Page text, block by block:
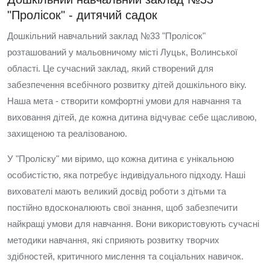
"Пролісок" - дитячий садок
Дошкільний навчальний заклад №33 "Пролісок"
розташований у мальовничому місті Луцьк, Волинської
області. Це сучасний заклад, який створений для
забезпечення всебічного розвитку дітей дошкільного віку.
Наша мета - створити комфортні умови для навчання та
виховання дітей, де кожна дитина відчуває себе щасливою,
захищеною та реалізованою.
У "Проліску" ми віримо, що кожна дитина є унікальною
особистістю, яка потребує індивідуального підходу. Наші
вихователі мають великий досвід роботи з дітьми та
постійно вдосконалюють свої знання, щоб забезпечити
найкращі умови для навчання. Вони використовують сучасні
методики навчання, які сприяють розвитку творчих
здібностей, критичного мислення та соціальних навичок.